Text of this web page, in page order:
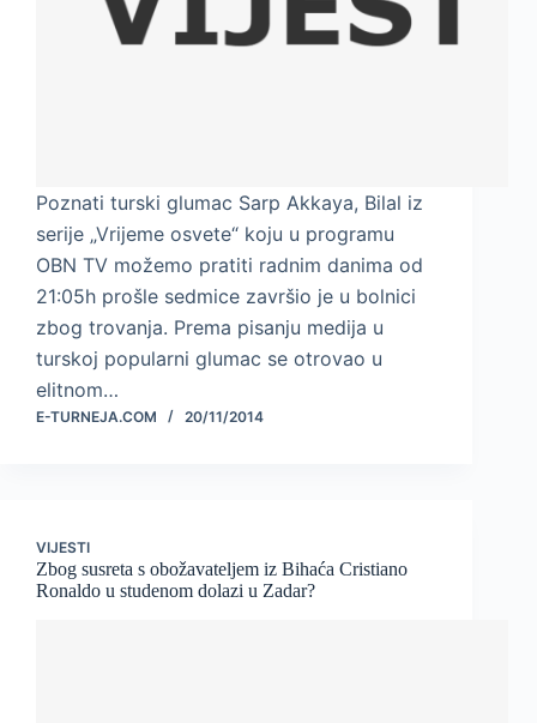
Poznati turski glumac Sarp Akkaya, Bilal iz
serije „Vrijeme osvete“ koju u programu
OBN TV možemo pratiti radnim danima od
21:05h prošle sedmice završio je u bolnici
zbog trovanja. Prema pisanju medija u
turskoj popularni glumac se otrovao u
elitnom…
E-TURNEJA.COM 20/11/2014
VIJESTI
Zbog susreta s obožavateljem iz Bihaća Cristiano
Ronaldo u studenom dolazi u Zadar?